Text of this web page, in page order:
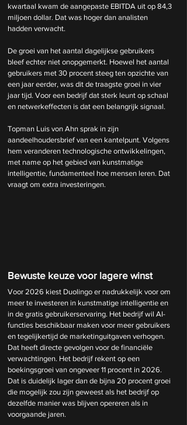
kwartaal kwam de aangepaste EBITDA uit op 84,3
miljoen dollar. Dat was hoger dan analisten
hadden verwacht.
De groei van het aantal dagelijkse gebruikers
bleef echter niet onopgemerkt. Hoewel het aantal
gebruikers met 30 procent steeg ten opzichte van
een jaar eerder, was dit de traagste groei in vier
jaar tijd. Voor een bedrijf dat sterk leunt op schaal
en netwerkeffecten is dat een belangrijk signaal.
Topman Luis von Ahn sprak in zijn
aandeelhoudersbrief van een kantelpunt. Volgens
hem veranderen technologische ontwikkelingen,
met name op het gebied van kunstmatige
intelligentie, fundamenteel hoe mensen leren. Dat
vraagt om extra investeringen.
Bewuste keuze voor lagere winst
Voor 2026 kiest Duolingo er nadrukkelijk voor om
meer te investeren in kunstmatige intelligentie en
in de gratis gebruikerservaring. Het bedrijf wil AI-
functies beschikbaar maken voor meer gebruikers
en tegelijkertijd de marketinguitgaven verhogen.
Dat heeft directe gevolgen voor de financiële
verwachtingen. Het bedrijf rekent op een
boekingsgroei van ongeveer 11 procent in 2026.
Dat is duidelijk lager dan de bijna 20 procent groei
die mogelijk zou zijn geweest als het bedrijf op
dezelfde manier was blijven opereren als in
voorgaande jaren.